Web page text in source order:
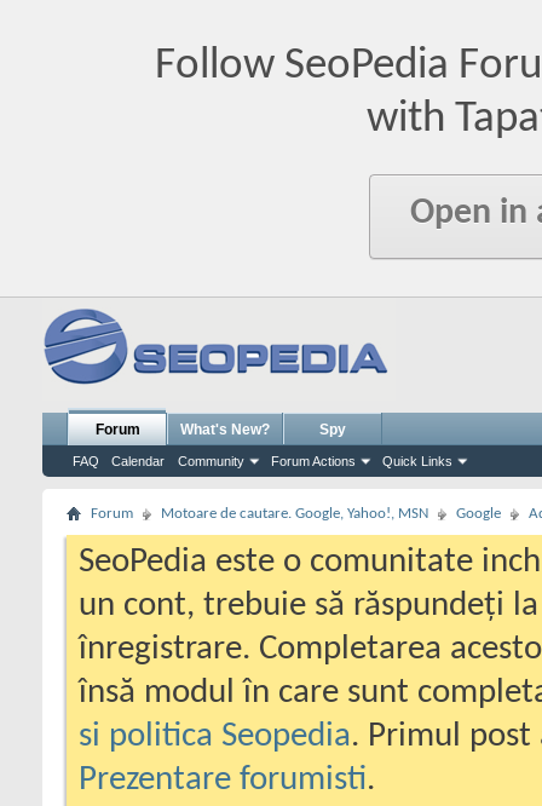
Follow SeoPedia
with
Open in
Forum
FAQ Calendar Community Forum Actions Quick Links
What's New? Spy
Forum Motoare de cautare. Google, Yahoo!, MSN Google
SeoPedia este o comunitate
un cont, trebuie să răspundeți
înregistrare. Completarea
însă modul în care sunt
si politica Seopedia. Primul
Prezentare forumisti.